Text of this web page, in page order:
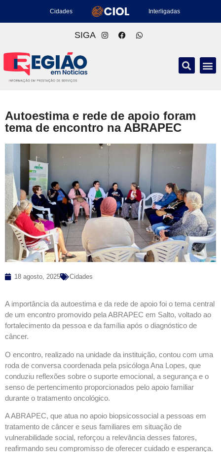
Cidades Interligadas
SIGA
Autoestima e rede de apoio foram
tema de encontro na ABRAPEC
18 agosto, 2025 Cidades
A importância da autoestima e da rede de apoio foi o tema central
de um encontro promovido pela ABRAPEC em Salto, voltado ao
fortalecimento da pessoa e da família após o diagnóstico de
câncer.
O encontro, realizado na unidade da instituição, contou com uma
roda de conversa coordenada pela psicóloga Ana Lopes, que
conduziu reflexões sobre o suporte emocional, a segurança e o
senso de pertencimento proporcionados pelo apoio familiar
durante o tratamento oncológico.
A ABRAPEC, que atua no apoio biopsicossocial a pessoas em
tratamento de câncer e seus familiares em situação de
vulnerabilidade social, reforçou a relevância desses fatores,
reafirmando seu compromisso de oferecer cuidado e esperança.